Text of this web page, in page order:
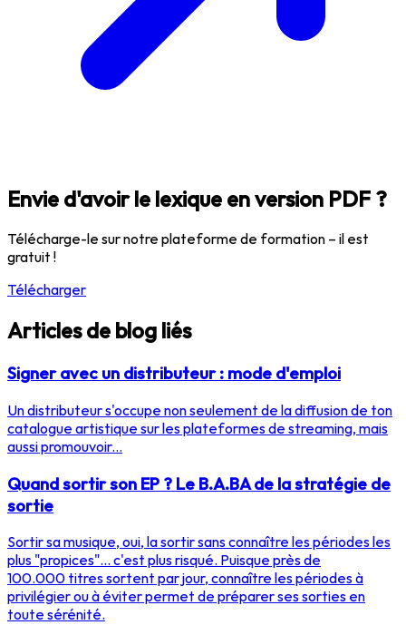
Envie d'avoir le lexique en version PDF ?
Télécharge-le sur notre plateforme de formation – il est
gratuit !
Télécharger
Articles de blog liés
Signer avec un distributeur : mode d'emploi
Un distributeur s'occupe non seulement de la diffusion de ton
catalogue artistique sur les plateformes de streaming, mais
aussi promouvoir...
Quand sortir son EP ? Le B.A.BA de la stratégie de
sortie
Sortir sa musique, oui, la sortir sans connaître les périodes les
plus "propices"... c'est plus risqué. Puisque près de
100.000 titres sortent par jour, connaître les périodes à
privilégier ou à éviter permet de préparer ses sorties en
toute sérénité.